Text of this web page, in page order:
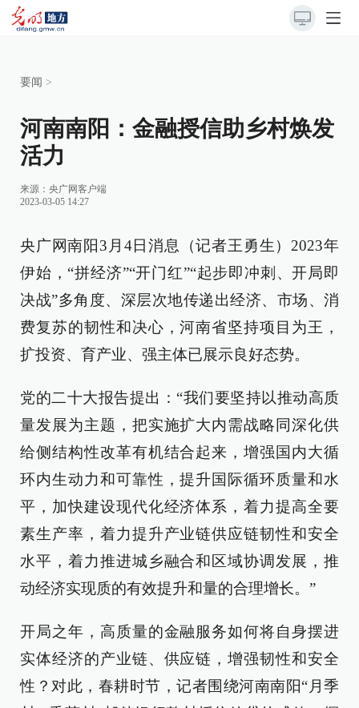
要闻 >
河南南阳：金融授信助乡村焕发
活力
来源： 央广网客户端
2023-03-05 14:27
央广网南阳3月4日消息（记者王勇生）2023年
伊始，“拼经济”“开门红”“起步即冲刺、开局即
决战”多角度、深层次地传递出经济、市场、消
费复苏的韧性和决心，河南省坚持项目为王，
扩投资、育产业、强主体已展示良好态势。
党的二十大报告提出：“我们要坚持以推动高质
量发展为主题，把实施扩大内需战略同深化供
给侧结构性改革有机结合起来，增强国内大循
环内生动力和可靠性，提升国际循环质量和水
平，加快建设现代化经济体系，着力提高全要
素生产率，着力提升产业链供应链韧性和安全
水平，着力推进城乡融合和区域协调发展，推
动经济实现质的有效提升和量的合理增长。”
开局之年，高质量的金融服务如何将自身摆进
实体经济的产业链、供应链，增强韧性和安全
性？对此，春耕时节，记者围绕河南南阳“月季